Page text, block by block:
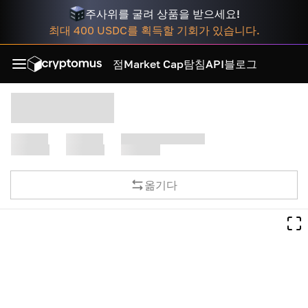
주사위를 굴려 상품을 받으세요!
최대 400 USDC를 획득할 기회가 있습니다.
점Market Cap탐침API블로그
옮기다